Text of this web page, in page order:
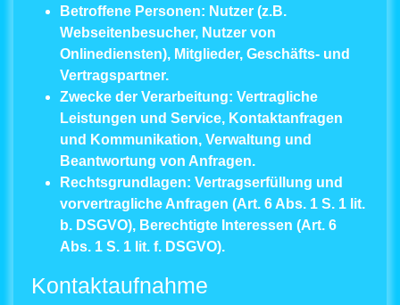
Betroffene Personen: Nutzer (z.B.
Webseitenbesucher, Nutzer von
Onlinediensten), Mitglieder, Geschäfts- und
Vertragspartner.
Zwecke der Verarbeitung: Vertragliche
Leistungen und Service, Kontaktanfragen
und Kommunikation, Verwaltung und
Beantwortung von Anfragen.
Rechtsgrundlagen: Vertragserfüllung und
vorvertragliche Anfragen (Art. 6 Abs. 1 S. 1 lit.
b. DSGVO), Berechtigte Interessen (Art. 6
Abs. 1 S. 1 lit. f. DSGVO).
Kontaktaufnahme